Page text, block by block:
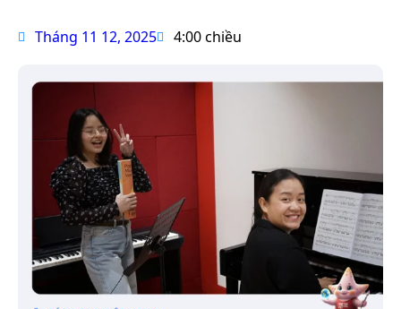
Tháng 11 12, 2025 4:00 chiều